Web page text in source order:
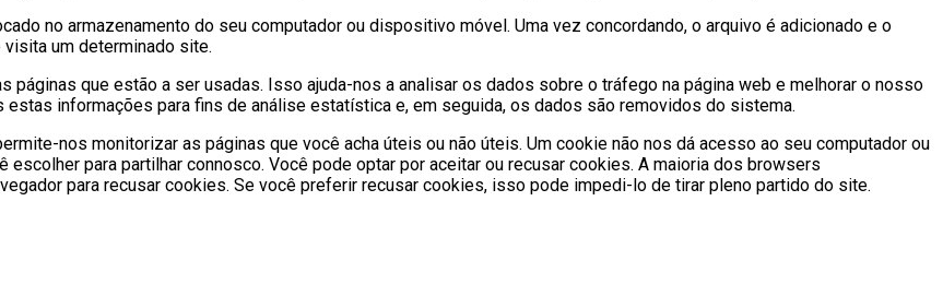
no armazenamento do seu computador ou dispositivo móvel. Uma vez concordando, o arquivo é adicionado e o
um determinado site.
que estão a ser usadas. Isso ajuda-nos a analisar os dados sobre o tráfego na página web e melhorar o nosso
informações para fins de análise estatística e, em seguida, os dados são removidos do sistema.
nos monitorizar as páginas que você acha úteis ou não úteis. Um cookie não nos dá acesso ao seu computador ou
para partilhar connosco. Você pode optar por aceitar ou recusar cookies. A maioria dos browsers
para recusar cookies. Se você preferir recusar cookies, isso pode impedi-lo de tirar pleno partido do site.